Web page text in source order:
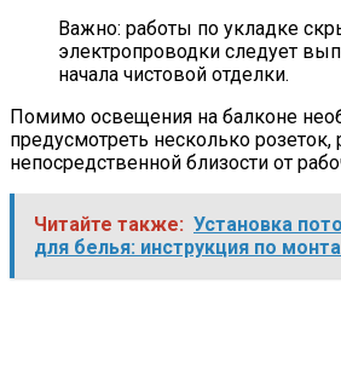
Важно: работы по укладке
электропроводки следует
начала чистовой отделки.
Помимо освещения на балконе
предусмотреть несколько
непосредственной близости от
Читайте также: Установка
для белья: инструкция по